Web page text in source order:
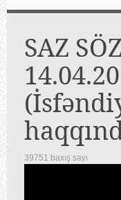
SAZ
39751 baxış sayı